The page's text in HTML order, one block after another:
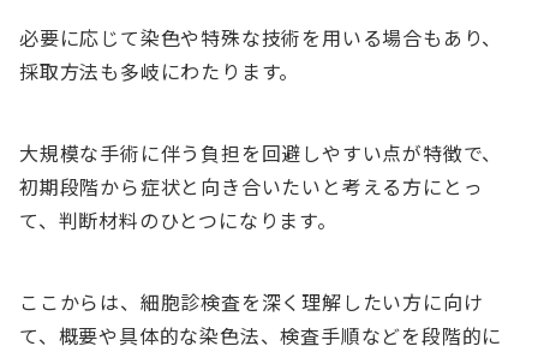
必要に応じて染色や特殊な技術を用いる場合もあり、
採取方法も多岐にわたります。
大規模な手術に伴う負担を回避しやすい点が特徴で、
初期段階から症状と向き合いたいと考える方にとっ
て、判断材料のひとつになります。
ここからは、細胞診検査を深く理解したい方に向け
て、概要や具体的な染色法、検査手順などを段階的に